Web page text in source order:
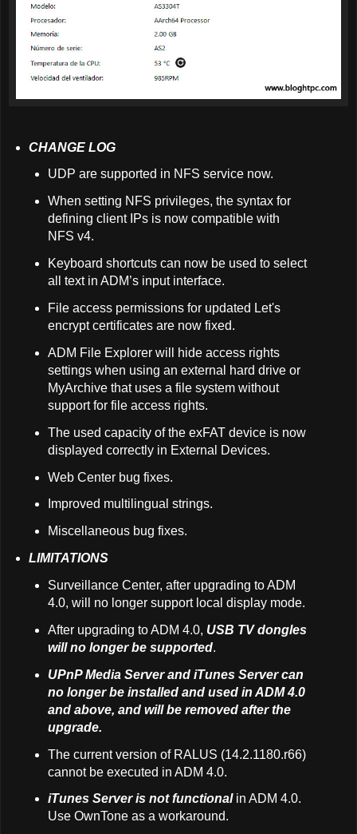
CHANGE LOG
UDP are supported in NFS service now.
When setting NFS privileges, the syntax for
defining client IPs is now compatible with
NFS v4.
Keyboard shortcuts can now be used to select
all text in ADM’s input interface.
File access permissions for updated Let's
encrypt certificates are now fixed.
ADM File Explorer will hide access rights
settings when using an external hard drive or
MyArchive that uses a file system without
support for file access rights.
The used capacity of the exFAT device is now
displayed correctly in External Devices.
Web Center bug fixes.
Improved multilingual strings.
Miscellaneous bug fixes.
LIMITATIONS
Surveillance Center, after upgrading to ADM
4.0, will no longer support local display mode.
After upgrading to ADM 4.0, USB TV dongles
will no longer be supported.
UPnP Media Server and iTunes Server can
no longer be installed and used in ADM 4.0
and above, and will be removed after the
upgrade.
The current version of RALUS (14.2.1180.r66)
cannot be executed in ADM 4.0.
iTunes Server is not functionalin ADM 4.0.
Use OwnTone as a workaround.